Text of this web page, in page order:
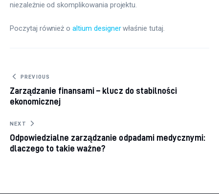
niezależnie od skomplikowania projektu.
Poczytaj również o altium designer właśnie tutaj.
Nawigacja wpisu
PREVIOUS
Zarządzanie finansami – klucz do stabilności
ekonomicznej
NEXT
Odpowiedzialne zarządzanie odpadami medycznymi:
dlaczego to takie ważne?